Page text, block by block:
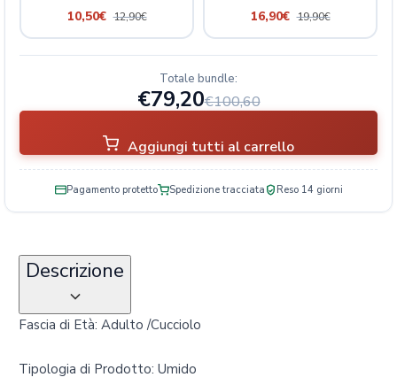
10,50€ 12,90€ 16,90€ 19,90€
Totale bundle:
€79,20€100,60
Aggiungi tutti al carrello
Pagamento protetto Spedizione tracciata Reso 14 giorni
Descrizione
Fascia di Età: Adulto /Cucciolo
Tipologia di Prodotto: Umido